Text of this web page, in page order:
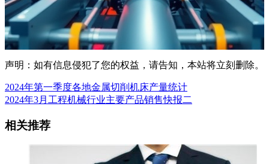
声明：如有信息侵犯了您的权益，请告知，本站将立刻删除。
2024年第一季度各地金属切削机床产量统计
2024年3月工程机械行业主要产品销售快报二
相关推荐